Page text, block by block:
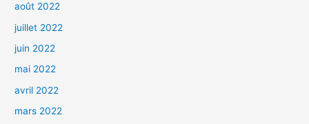
août 2022
juillet 2022
juin 2022
mai 2022
avril 2022
mars 2022